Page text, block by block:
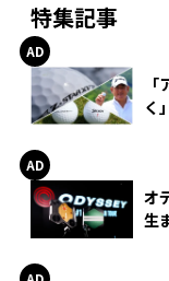
特集記事
く
オ
生